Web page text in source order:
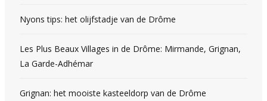
Nyons tips: het olijfstadje van de Drôme
Les Plus Beaux Villages in de Drôme: Mirmande, Grignan,
La Garde-Adhémar
Grignan: het mooiste kasteeldorp van de Drôme